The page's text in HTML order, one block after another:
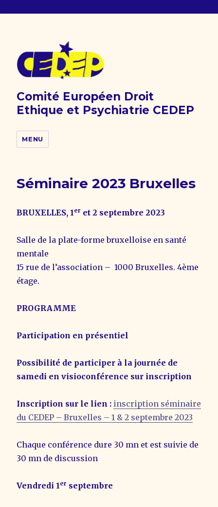
Comité Européen Droit
Ethique et Psychiatrie CEDEP
MENU
Séminaire 2023 Bruxelles
BRUXELLES, 1 er et 2 septembre 2023
Salle de la plate-forme bruxelloise en santé
mentale
15 rue de l’association – 1000 Bruxelles. 4ème
étage.
PROGRAMME
Participation en présentiel
Possibilité de participer à la journée de
samedi en visioconférence sur inscription
Inscription sur le lien : inscription séminaire
du CEDEP – Bruxelles – 1 & 2 septembre 2023
Chaque conférence dure 30 mn et est suivie de
30 mn de discussion
Vendredi 1 er septembre